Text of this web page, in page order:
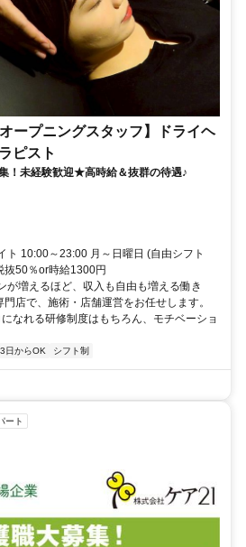
ープニングスタッフ】ドライヘ
ピスト
！未経験歓迎★高時給＆抜群の待遇♪
ト 10:00～23:00 月～日曜日 (自由シフト
50％or時給1300円
が増えるほど、収入も自由も増える働き
店で、施術・店舗運営をお任せします。
なれる研修制度はもちろん、モチベーショ
日からOK シフト制
ート